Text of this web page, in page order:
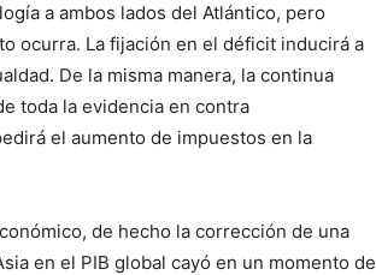
a ambos lados del Atlántico, pero
ocurra. La fijación en el déficit inducirá a
De la misma manera, la continua
toda la evidencia en contra
el aumento de impuestos en la
de hecho la corrección de una
en el PIB global cayó en un momento de